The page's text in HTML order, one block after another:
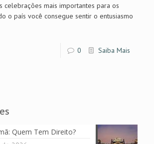
celebrações mais importantes para os
o país você consegue sentir o entusiasmo
0 Saiba Mais
Quem Tem Direito?